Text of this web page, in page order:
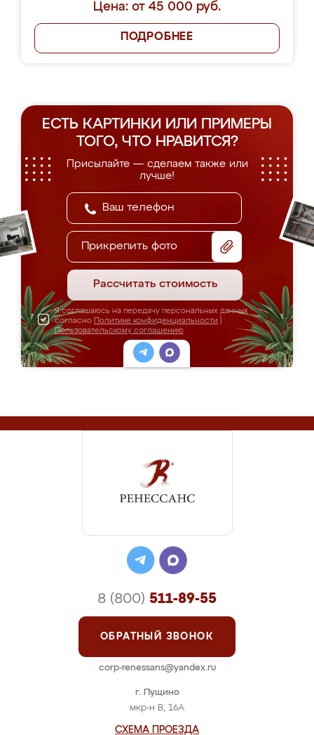
Цена: от 45 000 руб.
ПОДРОБНЕЕ
ЕСТЬ КАРТИНКИ ИЛИ ПРИМЕРЫ
ТОГО, ЧТО НРАВИТСЯ?
Присылайте — сделаем также или
лучше!
Прикрепить фото
Рассчитать стоимость
Я соглашаюсь на передачу персональных данных
согласно Политике конфиденциальности
Пользовательскому соглашению
г. Пущино
мкр-н В, 16А
СХЕМА ПРОЕЗДА
8 (800) 511-89-55
ОБРАТНЫЙ ЗВОНОК
corp-renessans@yandex.ru